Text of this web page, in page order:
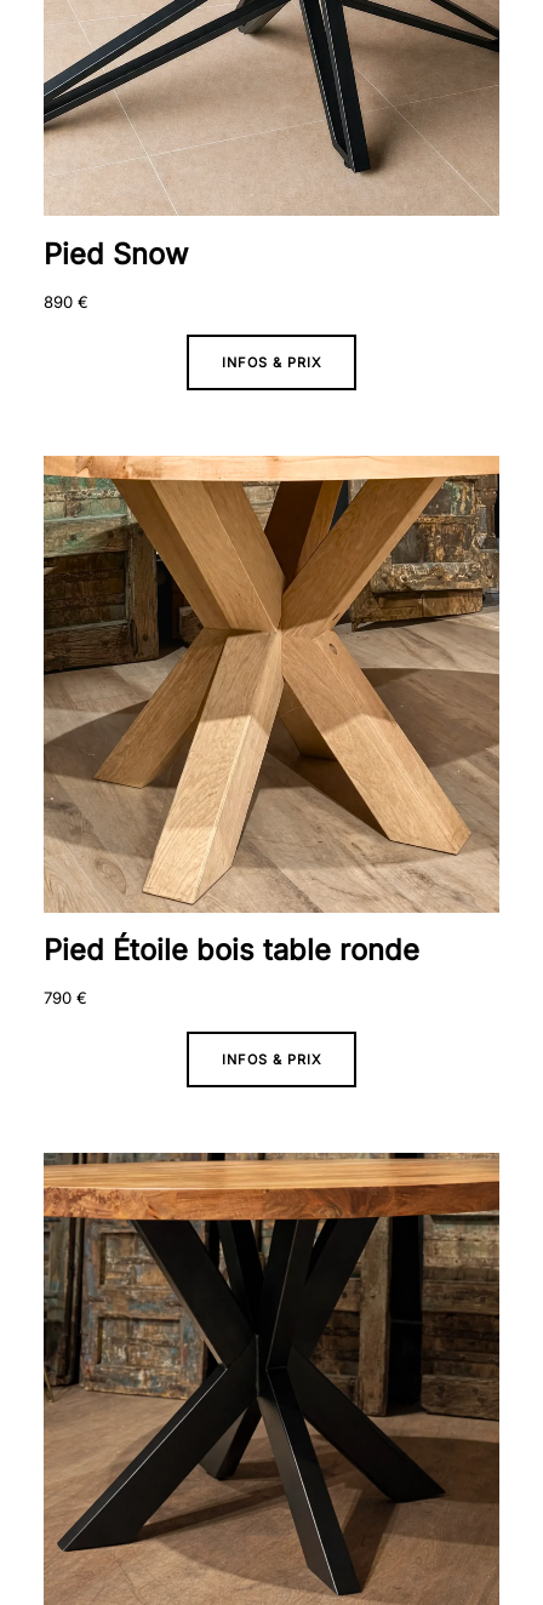
Pied Snow
890 €
INFOS & PRIX
Pied Étoile bois table ronde
790 €
INFOS & PRIX